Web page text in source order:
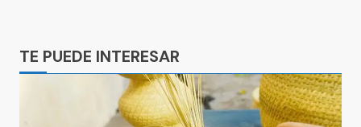
TE PUEDE INTERESAR